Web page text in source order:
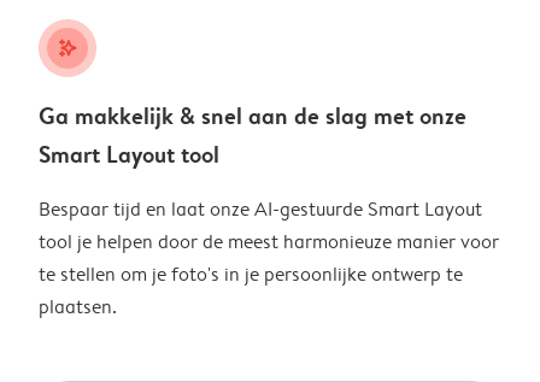
stars_plus
Ga makkelijk & snel aan de slag met onze
Smart Layout tool
Bespaar tijd en laat onze AI-gestuurde Smart Layout
tool je helpen door de meest harmonieuze manier voor
te stellen om je foto's in je persoonlijke ontwerp te
plaatsen.